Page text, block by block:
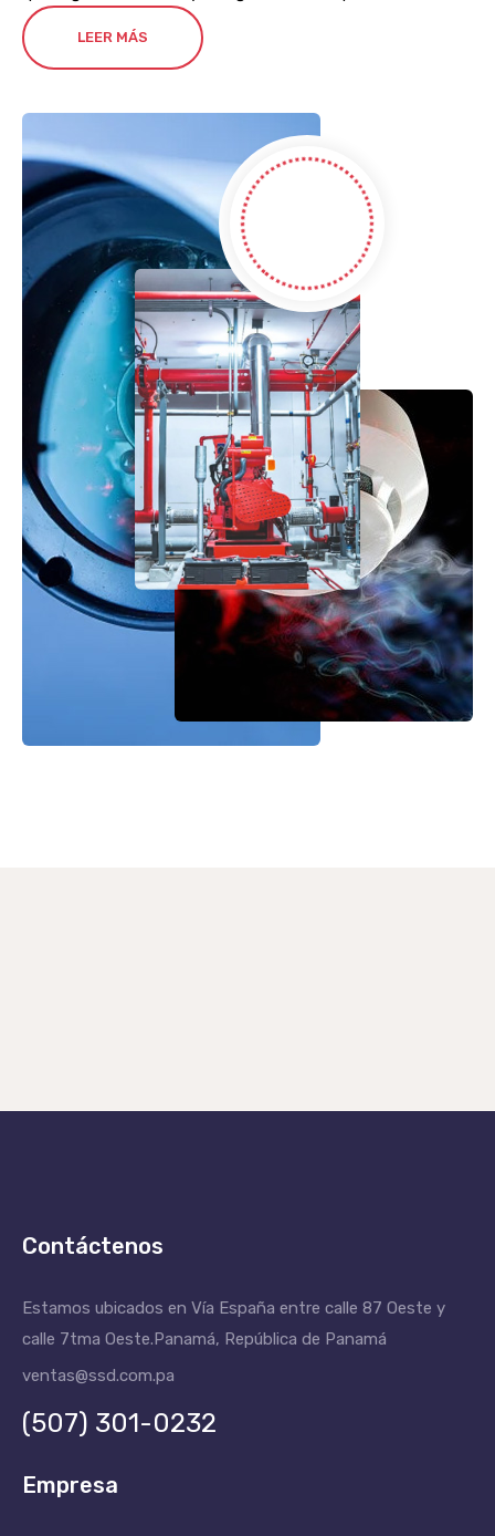
LEER MÁS
Contáctenos
Estamos ubicados en Vía España entre calle 87 Oeste y
calle 7tma Oeste.Panamá, República de Panamá
ventas@ssd.com.pa
(507) 301-0232
Empresa